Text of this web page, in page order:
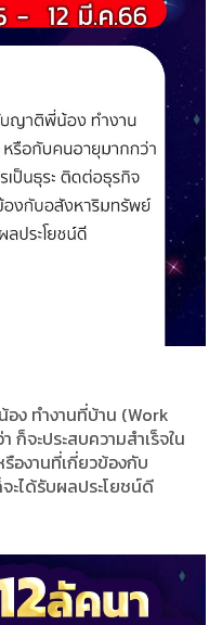
ง ทำงานที่บ้าน (Work
ก็จะประสบความสำเร็จใน
องานที่เกี่ยวข้องกับ
ได้รับผลประโยชน์ดี